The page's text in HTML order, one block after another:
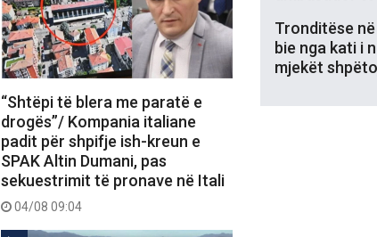
“Shtëpi të blera me paratë e
drogës”/ Kompania italiane
padit për shpifje ish-kreun e
SPAK Altin Dumani, pas
sekuestrimit të pronave në Itali
04/08 09:04
Tronditëse
bie nga kati i
mjekët